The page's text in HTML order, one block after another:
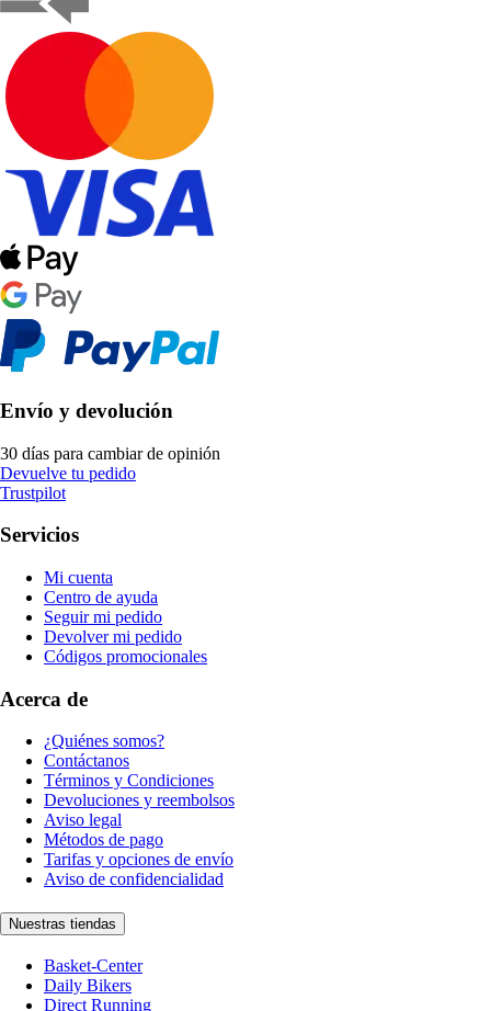
Envío y devolución
30 días para cambiar de opinión
Devuelve tu pedido
Trustpilot
Servicios
Mi cuenta
Centro de ayuda
Seguir mi pedido
Devolver mi pedido
Códigos promocionales
Acerca de
¿Quiénes somos?
Contáctanos
Términos y Condiciones
Devoluciones y reembolsos
Aviso legal
Métodos de pago
Tarifas y opciones de envío
Aviso de confidencialidad
Nuestras tiendas
Basket-Center
Daily Bikers
Direct Running